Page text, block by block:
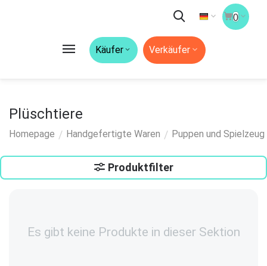
0
Käufer Verkäufer
Plüschtiere
Homepage / Handgefertigte Waren / Puppen und Spielzeug
Produktfilter
Es gibt keine Produkte in dieser Sektion